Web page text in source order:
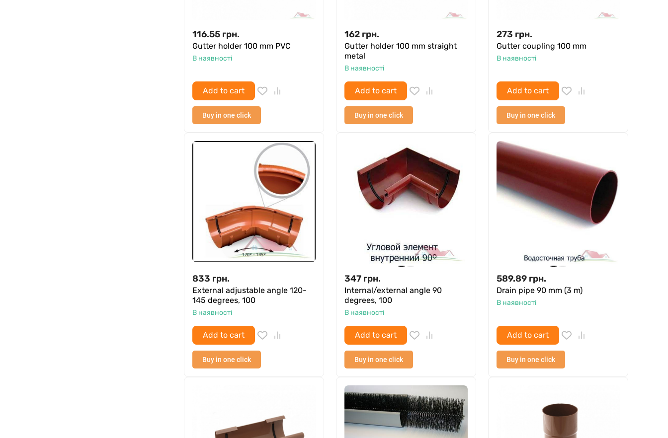
116.55 грн.
Gutter holder 100 mm PVC
В наявності
Add to cart
Buy in one click
162 грн.
Gutter holder 100 mm straight
metal
В наявності
Add to cart
Buy in one click
273 грн.
Gutter coupling 100 mm
В наявності
Add to cart
Buy in one click
833 грн.
External adjustable angle 120-
145 degrees, 100
В наявності
Add to cart
Buy in one click
347 грн.
Internal/external angle 90
degrees, 100
В наявності
Add to cart
Buy in one click
589.89 грн.
Drain pipe 90 mm (3 m)
В наявності
Add to cart
Buy in one click